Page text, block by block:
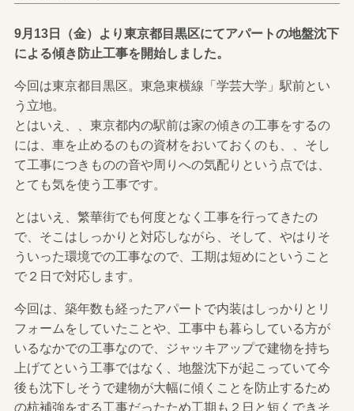
9月13日（金）より東京都目黒区にてアパートの地盤沈下
による傾き防止工事を開始しました。
今回は東京都目黒区。東急東横線「学芸大学」駅前とい
う立地。
とはいえ、、東京都内の駅前は家の傾きの工事をするの
には、車を止めるのもの資材をおいておくのも、、そし
て工事につきものの音や周りへの気配りという点では、
とても気を使う工事です。
とはいえ、繁華街でも何度となく工事を行ってきたの
で、そこはしっかりと対応しながら、そして、やはりそ
ういった環境での工事なので、工期は短めにということ
で２日で対応します。
今回は、築年数も経ったアパートで内装はしっかりとリ
フォームをしていたことや、工事中も暮らしている方が
いるなかでの工事なので、ジャッキアップで建物を持ち
上げてという工事ではなく、地盤沈下が起こっていて今
後も沈下しそうで建物が大幅に傾くことを防止するため
の杭補強をする工事だったため工期も２日と短くできそ